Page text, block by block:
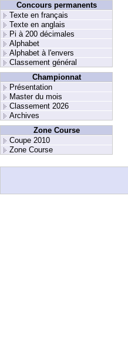
Concours permanents
Texte en français
Texte en anglais
Pi à 200 décimales
Alphabet
Alphabet à l'envers
Classement général
Championnat
Présentation
Master du mois
Classement 2026
Archives
Zone Course
Coupe 2010
Zone Course